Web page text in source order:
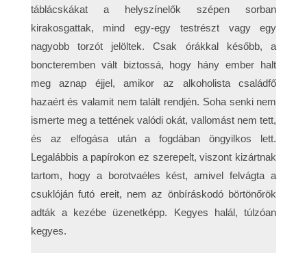
táblácskákat a helyszínelők szépen sorban
kirakosgattak, mind egy-egy testrészt vagy egy
nagyobb torzót jelöltek. Csak órákkal később, a
boncteremben vált biztossá, hogy hány ember halt
meg aznap éjjel, amikor az alkoholista családfő
hazaért és valamit nem talált rendjén. Soha senki nem
ismerte meg a tettének valódi okát, vallomást nem tett,
és az elfogása után a fogdában öngyilkos lett.
Legalábbis a papírokon ez szerepelt, viszont kizártnak
tartom, hogy a borotvaéles kést, amivel felvágta a
csuklóján futó ereit, nem az önbíráskodó börtönőrök
adták a kezébe üzenetképp. Kegyes halál, túlzóan
kegyes.